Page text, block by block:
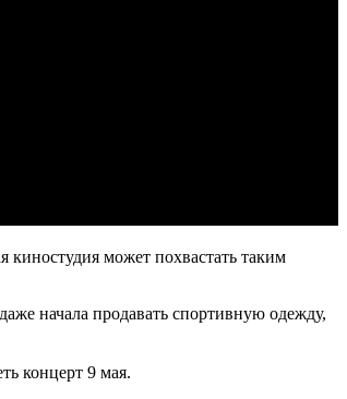
может похвастать таким
начала продавать спортивную одежду,
концерт 9 мая.